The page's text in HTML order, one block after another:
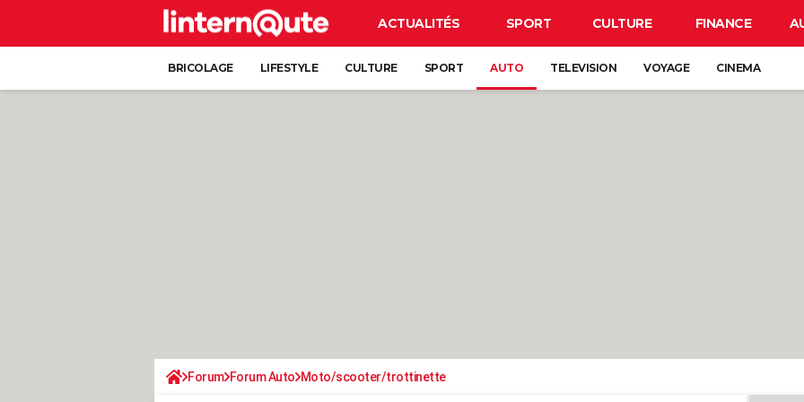
ACTUALITÉS SPORT CULTURE FINANCE
BRICOLAGE LIFESTYLE CULTURE SPORT AUTO TELEVISION VOYAGE CINEMA
Forum Forum Auto Moto/scooter/trottinette